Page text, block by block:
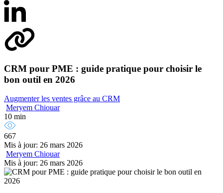
CRM pour PME : guide pratique pour choisir le
bon outil en 2026
Augmenter les ventes grâce au CRM
Meryem Chiouar
10 min
667
Mis à jour: 26 mars 2026
Meryem Chiouar
Mis à jour: 26 mars 2026